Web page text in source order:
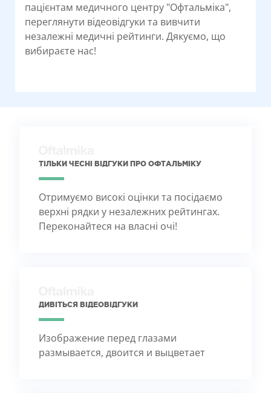
пацієнтам медичного центру "Офтальміка",
переглянути відеовідгуки та вивчити
незалежні медичні рейтинги. Дякуємо, що
вибираєте нас!
ТІЛЬКИ ЧЕСНІ ВІДГУКИ ПРО ОФТАЛЬМІКУ
Отримуємо високі оцінки та посідаємо
верхні рядки у незалежних рейтингах.
Переконайтеся на власні очі!
ДИВІТЬСЯ ВІДЕОВІДГУКИ
Изображение перед глазами
размывается, двоится и выцветает